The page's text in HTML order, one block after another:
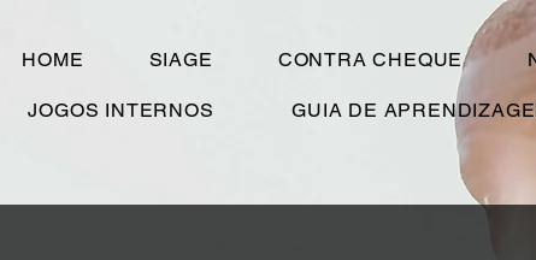
HOME SIAGE CONTRA CHEQUE
JOGOS INTERNOS GUIA DE